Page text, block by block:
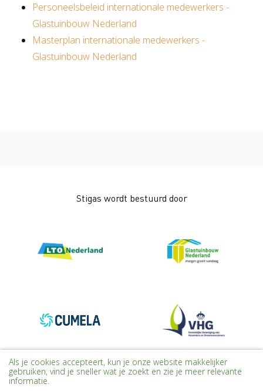
Personeelsbeleid internationale medewerkers -
Glastuinbouw Nederland
Masterplan internationale medewerkers -
Glastuinbouw Nederland
Als je cookies accepteert, kun je onze website makkelijker
gebruiken, vind je sneller wat je zoekt en zie je meer relevante
informatie.
Stigas wordt bestuurd door